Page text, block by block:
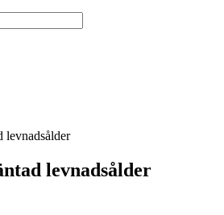
levnadsålder
levnadsålder